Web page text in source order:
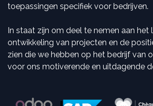
toepassingen specifiek voor bedrijven.
In staat zijn om deel te nemen aan het
ontwikkeling van projecten en de
zien die we hebben op het bedrijf van
voor ons motiverende en uitdagende